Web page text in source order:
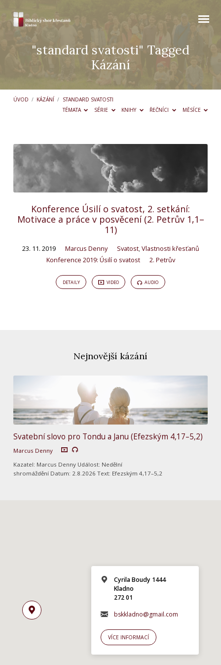
"standard svatosti" Tagged
Kázání
ÚVOD / KÁZÁNÍ / STANDARD SVATOSTI
TÉMATA
SÉRIE KNIHY ŘEČNÍCI MĚSÍCE
"standard
svatosti"
Tagged
Kázání
Konference Úsilí o svatost, 2. setkání:
Motivace a práce v posvěcení (2. Petrův 1,1–
11)
23. 11. 2019 Marcus Denny Svatost, Vlastnosti křesťanů
Konference 2019: Úsilí o svatost
2. Petrův
DETAILY VIDEO AUDIO
Nejnovější kázání
Svatební slovo pro Tondu a Janu (Efezským 4,17–5,2)
Marcus Denny
Kazatel: Marcus Denny Událost: Nedělní
shromáždění Datum: 2.8.2026 Text: Efezským 4,17–5,2
Cyrila Boudy 1444
Kladno
272 01
bskkladno@gmail.com
VÍCE INFORMACÍ